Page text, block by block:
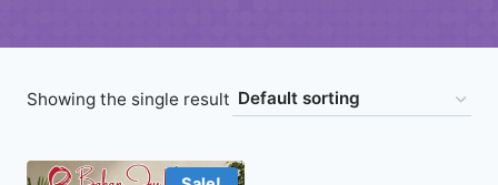
Showing the single result